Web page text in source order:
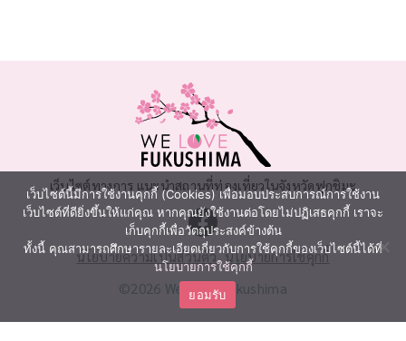
เว็บไซต์ทางการ แนะนำสถานที่ท่องเที่ยวในจังหวัดฟุกุชิมะ
นโยบายความเป็นส่วนตัว นโยบายการใช้คุกกี้
©2026 We Love Fukushima
เว็บไซต์นี้มีการใช้งานคุกกี้ (Cookies) เพื่อมอบประสบการณ์การใช้งาน
เว็บไซต์ที่ดียิ่งขึ้นให้แก่คุณ หากคุณยังใช้งานต่อโดยไม่ปฏิเสธคุกกี้ เราจะ
เก็บคุกกี้เพื่อวัตถุประสงค์ข้างต้น
ทั้งนี้ คุณสามารถศึกษารายละเอียดเกี่ยวกับการใช้คุกกี้ของเว็บไซต์นี้ได้ที่
นโยบายการใช้คุกกี้
ยอมรับ